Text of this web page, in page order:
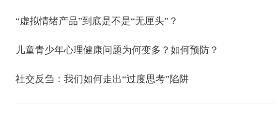
“虚拟情绪产品”到底是不是“无厘头”？
儿童青少年心理健康问题为何变多？如何预防？
社交反刍：我们如何走出“过度思考”陷阱